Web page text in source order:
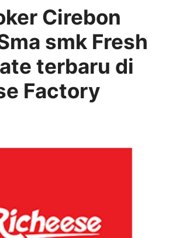
Cirebon
smk Fresh
terbaru di
Factory